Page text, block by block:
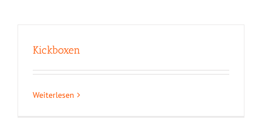
Kickboxen
Weiterlesen